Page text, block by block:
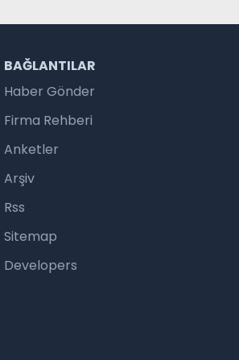
BAĞLANTILAR
Haber Gönder
Firma Rehberi
Anketler
Arşiv
Rss
Sitemap
Developers